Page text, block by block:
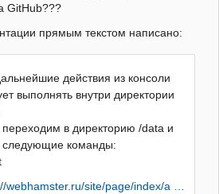
GitHub???
прямым текстом написано:
действия из консоли
выполнять внутри директории
переходим в директорию /data и
команды:
webhamster.ru/site/page/index/a …